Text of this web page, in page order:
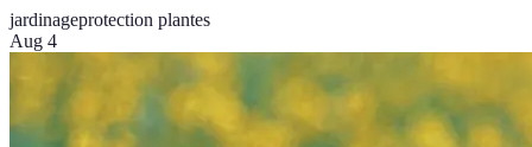
jardinageprotection plantes
Aug 4